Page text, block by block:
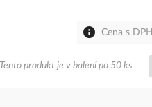
Cena s DPH
Tento produkt je v balení po 50 ks